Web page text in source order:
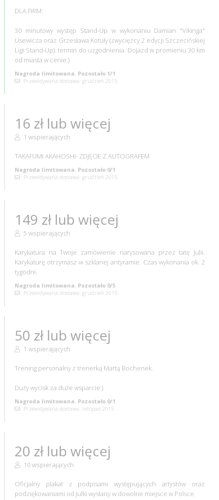
DLA FIRM:
30 minutowy występ Stand-Up w wykonaniu Damian "Vikinga"
Usewicza oraz Grzesława Kotuły (zwycięzcy 2 edycji Szczecińskiej
Ligi Stand-Up). termin do uzgodnienia. Dojazd w promieniu 30 km
od miasta w cenie:)
Nagroda limitowana. Pozostało 1/1
Przewidywana dostawa: grudzień 2015
16 zł lub więcej
1 wspierających
TAKAFUMI AKAHOSHI- ZDJĘCIE Z AUTOGRAFEM
Nagroda limitowana. Pozostało 0/1
Przewidywana dostawa: grudzień 2015
149 zł lub więcej
5 wspierających
Karykatura na Twoje zamówienie narysowana przez tatę Julii.
Karykaturę otrzymasz w szklanej antyramie. Czas wykonania ok. 2
tygodni.
Nagroda limitowana. Pozostało 0/5
Przewidywana dostawa: grudzień 2015
50 zł lub więcej
1 wspierających
Trening personalny z trenerką Martą Bochenek.
Duży wycisk za duże wsparcie:)
Nagroda limitowana. Pozostało 0/1
Przewidywana dostawa: listopad 2015
20 zł lub więcej
10 wspierających
Oficjalny plakat z podpisami występujących artystów oraz
podziękowaniami od Julki wysłany w dowolne miejsce w Polsce.